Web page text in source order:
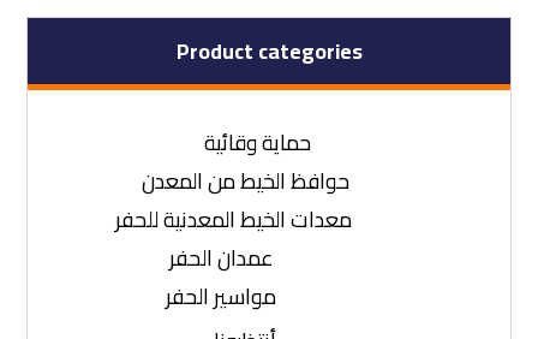
Product categories
حماية وقائية
حوافظ الخيط من المعدن
معدات الخيط المعدنية للحفر
عمدان الحفر
مواسير الحفر